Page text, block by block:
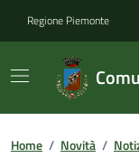
Regione Piemonte
Home / Novità /